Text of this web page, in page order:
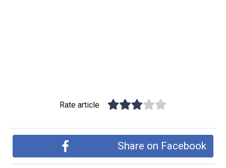
Rate article
Share on Facebook